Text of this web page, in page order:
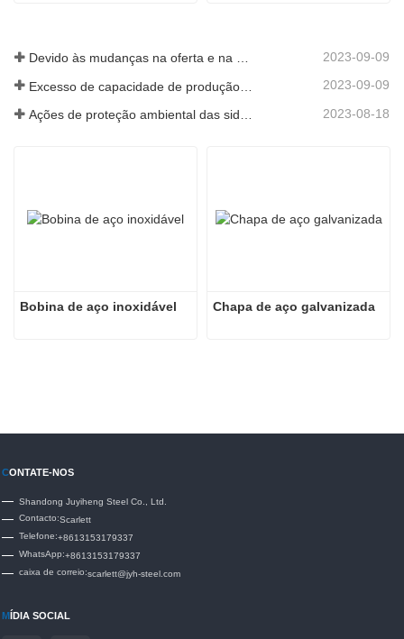
Devido às mudanças na oferta e na procura do mercado, os preços do aço sofreram grandes flutuações nos últimos tempos. 2023-09-09
2023-09-09
2023-08-18
Bobina de aço inoxidável Chapa de aço galvanizada
CONTATE-NOS
Shandong Juyiheng Steel Co., Ltd.
Contacto:Scarlett
Telefone:+8613153179337
WhatsApp:+8613153179337
caixa de correio:scarlett@jyh-steel.com
MÍDIA SOCIAL